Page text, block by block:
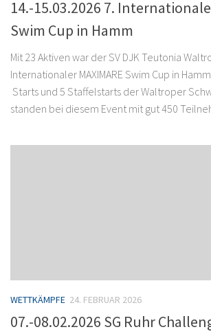
14.-15.03.2026 7.
Swim Cup in Hamm
Mit 23 Aktiven war der SV DJK Teutonia
Internationaler MAXIMARE Swim Cup in
Starts und 5 Staffelstarts der Waltroper
standen bei diesem Event mit gut 450
WETTKÄMPFE 24. FEBRUAR 2026
07.-08.02.2026 SG Ruhr